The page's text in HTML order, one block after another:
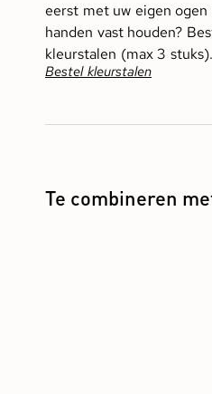
eerst met uw eigen ogen
handen vast houden?
kleurstalen (max 3 stuks).
Bestel kleurstalen
Te combineren